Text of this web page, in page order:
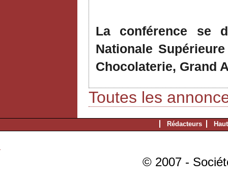
La conférence se
Nationale
Chocolaterie, Grand
Toutes les
Rédacteurs
© 2007 -